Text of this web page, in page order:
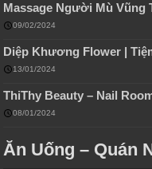
Massage Người Mù Vũng
09/02/2024
Diệp Khương Flower |
13/01/2024
ThiThy Beauty – Nail
08/01/2024
Ăn Uống – Quán